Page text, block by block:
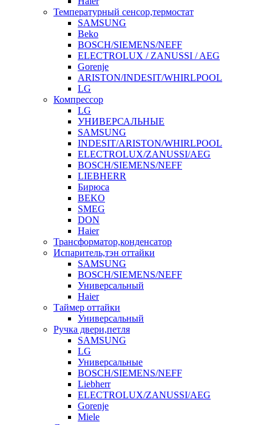
Температурный сенсор,термостат
SAMSUNG
Beko
BOSCH/SIEMENS/NEFF
ELECTROLUX / ZANUSSI / AEG
Gorenje
ARISTON/INDESIT/WHIRLPOOL
LG
Компрессор
LG
УНИВЕРСАЛЬНЫЕ
SAMSUNG
INDESIT/ARISTON/WHIRLPOOL
ELECTROLUX/ZANUSSI/AEG
BOSCH/SIEMENS/NEFF
LIEBHERR
Бирюса
BEKO
SMEG
DON
Haier
Трансформатор,конденсатор
Испаритель,тэн оттайки
SAMSUNG
BOSCH/SIEMENS/NEFF
Универсальный
Haier
Таймер оттайки
Универсальный
Ручка двери,петля
SAMSUNG
LG
Универсальные
BOSCH/SIEMENS/NEFF
Liebherr
ELECTROLUX/ZANUSSI/AEG
Gorenje
Miele